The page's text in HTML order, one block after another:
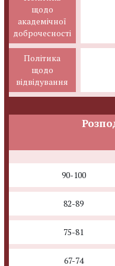
щодо
академічної
доброчесності
Політика
щодо
відвідування
90-100
82-89
75-81
67-74